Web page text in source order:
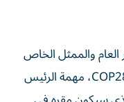
والممثل الخاص
لرئاسة دولة الإمارات لمؤتمر الأطراف COP28، مهمة الرئيس